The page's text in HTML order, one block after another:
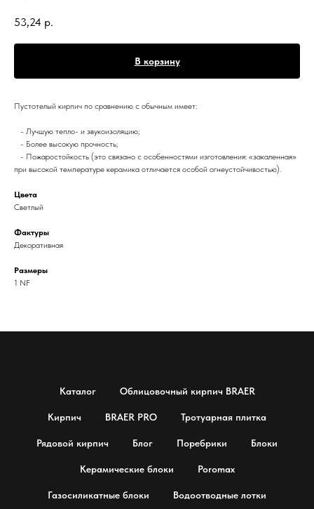
53,24 р.
В корзину
Пустотелый кирпич по сравнению с обычным имеет:
- Лучшую тепло- и звукоизоляцию;
- Более высокую прочность;
- Пожаростойкость (это связано с особенностями изготовления: «закаленная»
при высокой температуре керамика отличается особой огнеустойчивостью).
Цвета
Светлый
Фактуры
Декоративная
Размеры
1 NF
Каталог Облицовочный кирпич BRAER
Кирпич BRAER PRO Тротуарная плитка
Рядовой кирпич Блог Поребрики Блоки
Керамические блоки Poromax
Газосиликатные блоки Водоотводные лотки